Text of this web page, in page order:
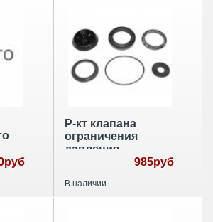
Р-кт клапана
ограничения
давления
985руб
В наличии